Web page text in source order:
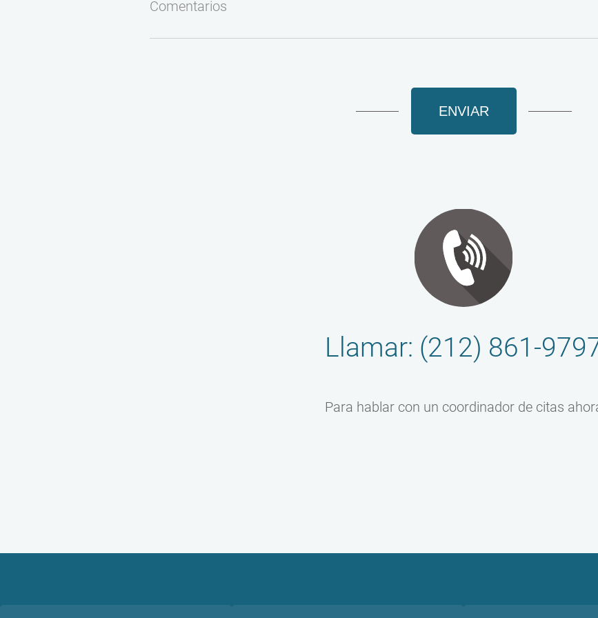
ENVIAR
Llamar: (212) 861-
Para hablar con un coordinador de citas